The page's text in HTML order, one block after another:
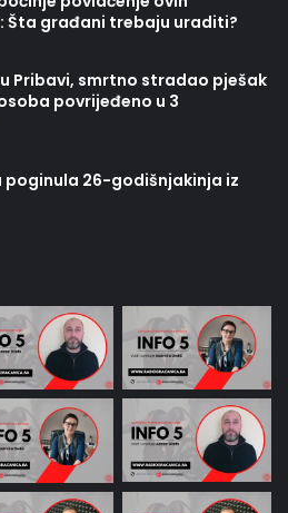
Šta građani trebaju uraditi?
Pribavi, smrtno stradao pješak
povrijeđeno u 3
poginula 26-godišnjakinja iz